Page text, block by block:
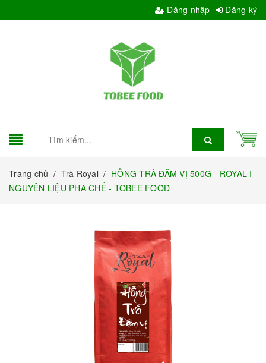
Đăng nhập Đăng ký
Trang chủ / Trà Royal / HỒNG TRÀ ĐẬM VỊ 500G - ROYAL I
NGUYÊN LIỆU PHA CHẾ - TOBEE FOOD